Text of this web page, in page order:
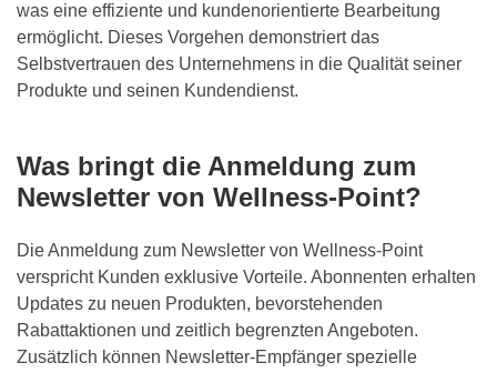
was eine effiziente und kundenorientierte Bearbeitung
ermöglicht. Dieses Vorgehen demonstriert das
Selbstvertrauen des Unternehmens in die Qualität seiner
Produkte und seinen Kundendienst.
Was bringt die Anmeldung zum
Newsletter von Wellness-Point?
Die Anmeldung zum Newsletter von Wellness-Point
verspricht Kunden exklusive Vorteile. Abonnenten erhalten
Updates zu neuen Produkten, bevorstehenden
Rabattaktionen und zeitlich begrenzten Angeboten.
Zusätzlich können Newsletter-Empfänger spezielle